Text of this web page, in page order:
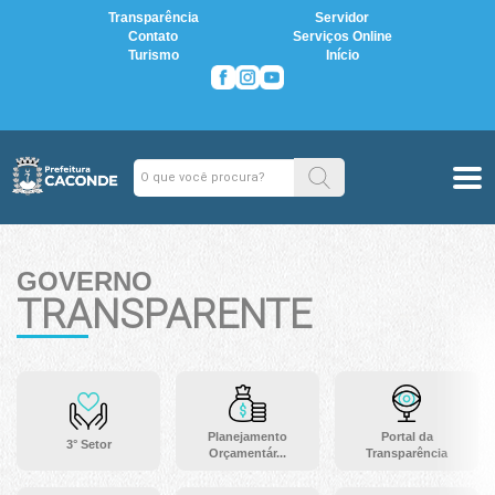
Transparência
Servidor
Contato
Serviços Online
Turismo
Início
GOVERNO
TRANSPARENTE
3° Setor
Planejamento
Orçamentár...
Portal da
Transparência